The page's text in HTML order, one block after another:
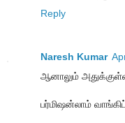
Reply
Naresh Kumar
ஆனாலும்
பர்மிஷன்லாம்